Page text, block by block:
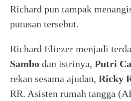
Richard pun tampak
putusan tersebut.
Richard Eliezer menjadi
Sambo dan istrinya, Putri
rekan sesama ajudan, Ricky
RR. Asisten rumah tangga